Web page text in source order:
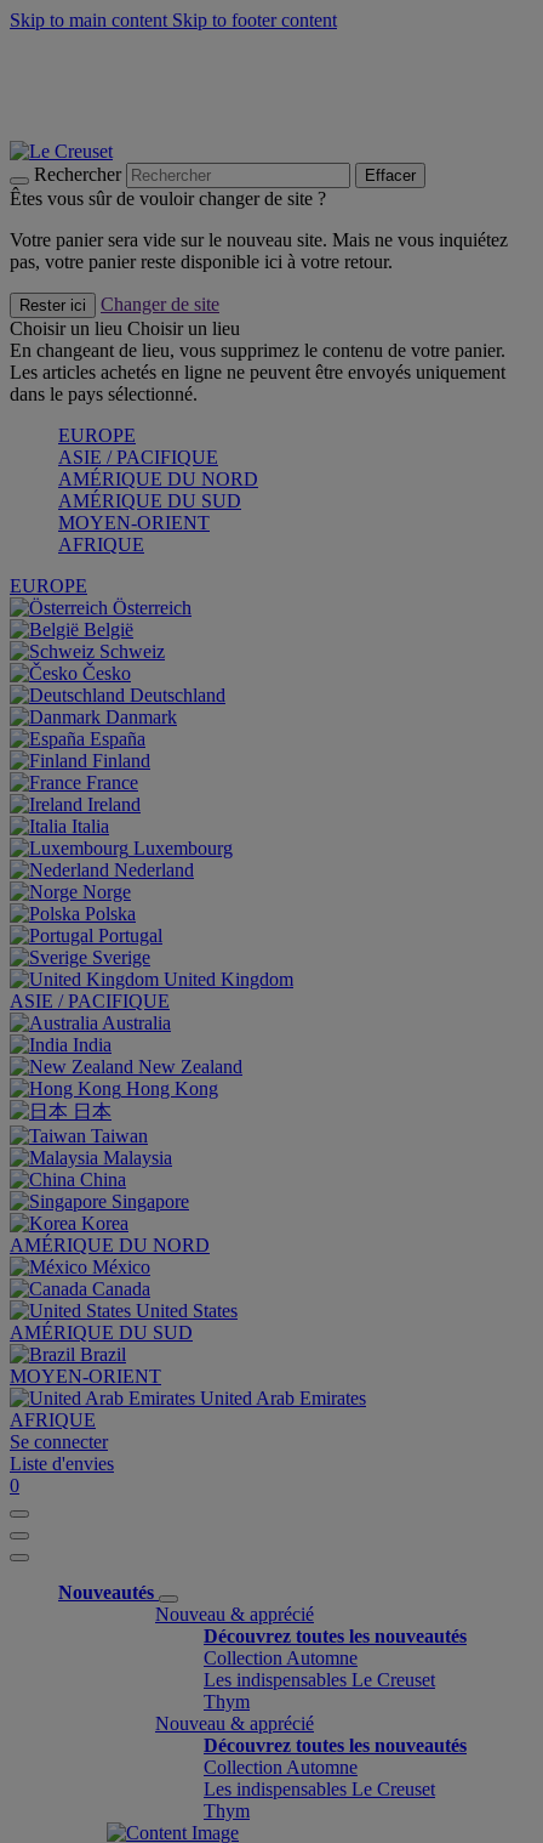
Skip to main content Skip to footer content
Rechercher Effacer
Êtes vous sûr de vouloir changer de site ?
Votre panier sera vide sur le nouveau site. Mais ne vous inquiétez
pas, votre panier reste disponible ici à votre retour.
Rester ici
Changer de site
Choisir un lieu Choisir un lieu
En changeant de lieu, vous supprimez le contenu de votre panier.
Les articles achetés en ligne ne peuvent être envoyés uniquement
dans le pays sélectionné.
EUROPE
ASIE / PACIFIQUE
AMÉRIQUE DU NORD
AMÉRIQUE DU SUD
MOYEN-ORIENT
AFRIQUE
EUROPE
Österreich
België
Schweiz
Česko
Deutschland
Danmark
España
Finland
France
Ireland
Italia
Luxembourg
Nederland
Norge
Polska
Portugal
Sverige
United Kingdom
ASIE / PACIFIQUE
Australia
India
New Zealand
Hong Kong
日本
Taiwan
Malaysia
China
Singapore
Korea
AMÉRIQUE DU NORD
México
Canada
United States
AMÉRIQUE DU SUD
Brazil
MOYEN-ORIENT
United Arab Emirates
AFRIQUE
Se connecter
Liste d'envies
0
Nouveautés
Nouveau & apprécié
Découvrez toutes les nouveautés
Collection Automne
Les indispensables Le Creuset
Thym
Nouveau & apprécié
Découvrez toutes les nouveautés
Collection Automne
Les indispensables Le Creuset
Thym